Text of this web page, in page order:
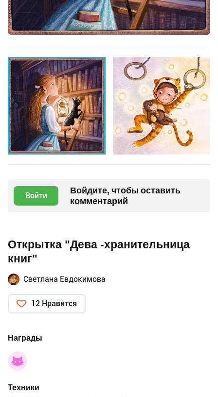
Войти
Войдите, чтобы оставить
комментарий
Открытка "Дева -хранительница
книг"
Светлана Евдокимова
12 Нравится
Награды
Техники